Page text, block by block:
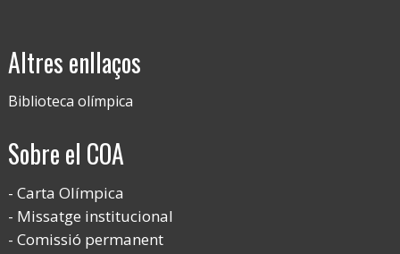
Altres enllaços
Biblioteca olímpica
Sobre el COA
Carta Olímpica
Missatge institucional
Comissió permanent